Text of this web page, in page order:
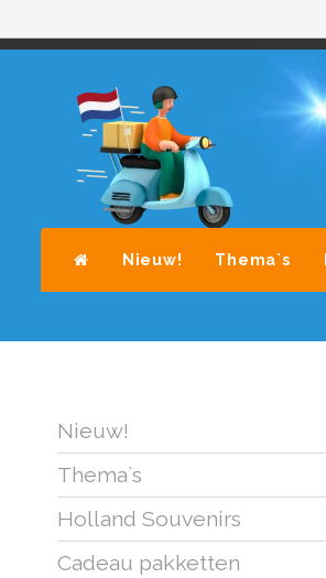
Nieuw! Thema`s
Nieuw!
Thema`s
Holland Souvenirs
Cadeau pakketten